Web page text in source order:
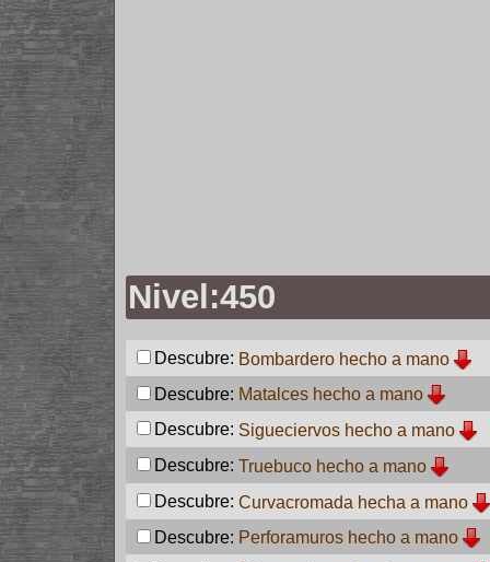
Nivel:450
Descubre: Bombardero hecho a mano
Descubre: Matalces hecho a mano
Descubre: Sigueciervos hecho a mano
Descubre: Truebuco hecho a mano
Descubre: Curvacromada hecha a mano
Descubre: Perforamuros hecho a mano